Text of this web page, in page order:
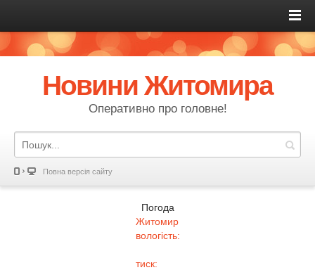
Новини Житомира
Оперативно про головне!
Повна версія сайту
Погода
Житомир
вологість:
тиск: